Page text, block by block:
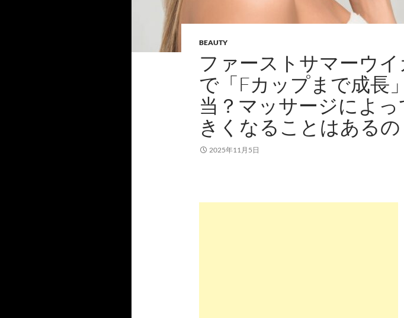
BEAUTY
ファーストサマーウ
で「Fカップまで成長
当？マッサージによ
きくなることはあるの
2025年11月5日